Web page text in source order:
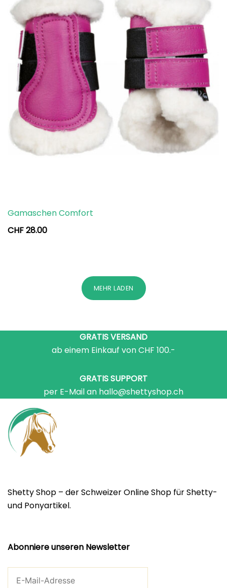
Gamaschen Comfort
CHF28.00
MEHR LADEN
GRATIS VERSAND
ab einem Einkauf von CHF 100.-
GRATIS SUPPORT
per E-Mail an hallo@shettyshop.ch
Shetty Shop – der Schweizer Online Shop für Shetty-
und Ponyartikel.
Abonniere unseren Newsletter